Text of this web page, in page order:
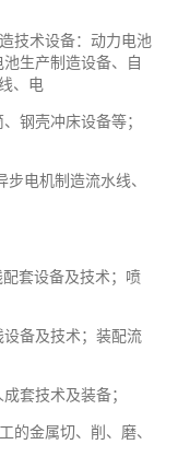
技术设备：动力电池
生产制造设备、自
、电
钢壳冲床设备等；
电机制造流水线、
套设备及技术；喷
备及技术；装配流
套技术及装备；
的金属切、削、磨、